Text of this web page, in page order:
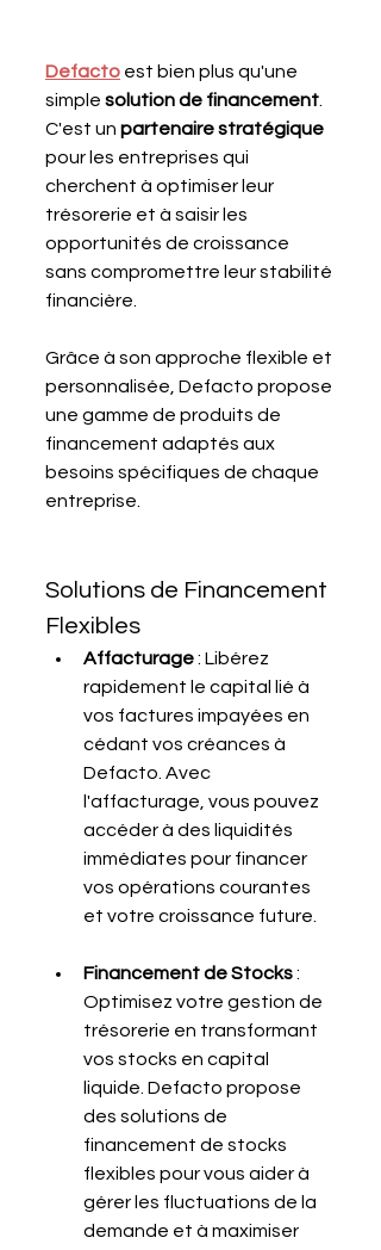
Defacto est bien plus qu'une
simple solution de financement
C'est un partenaire stratégique
pour les entreprises qui
cherchent à optimiser leur
trésorerie et à saisir les
opportunités de croissance
sans compromettre leur stabilité
financière.
Grâce à son approche flexible et
personnalisée, Defacto propose
une gamme de produits de
financement adaptés aux
besoins spécifiques de chaque
entreprise.
Solutions de Financement
Flexibles
Affacturage : Libérez
rapidement le capital lié à
vos factures impayées en
cédant vos créances à
Defacto. Avec
l'affacturage, vous pouvez
accéder à des liquidités
immédiates pour financer
vos opérations courantes
et votre croissance future.
Financement de Stocks :
Optimisez votre gestion de
trésorerie en transformant
vos stocks en capital
liquide. Defacto propose
des solutions de
financement de stocks
flexibles pour vous aider à
gérer les fluctuations de la
demande et à maximiser